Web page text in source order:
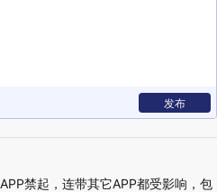
发布
禁起，连带其它APP都受影响，包